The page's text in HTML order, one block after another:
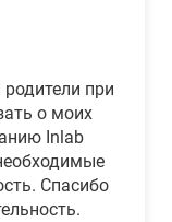
при
о моих
Inlab
Спасибо